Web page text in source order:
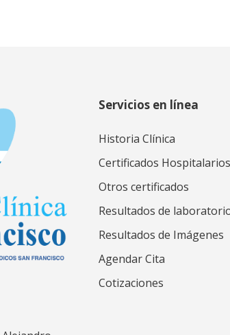
Servicios en línea
Historia Clínica
Certificados Hospitalarios
Otros certificados
Resultados de
Resultados de Imágenes
Agendar Cita
Cotizaciones